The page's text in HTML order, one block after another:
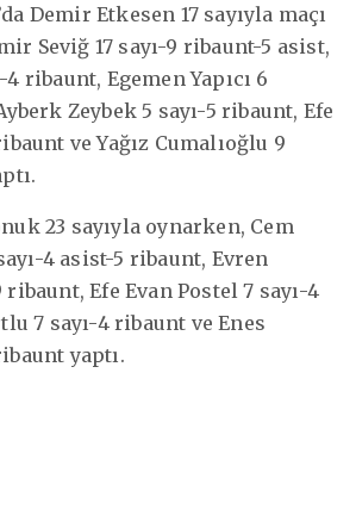
Demir Etkesen 17 sayıyla maçı
Seviğ 17 sayı-9 ribaunt-5 asist,
4 ribaunt, Egemen Yapıcı 6
Zeybek 5 sayı-5 ribaunt, Efe
ve Yağız Cumalıoğlu 9
23 sayıyla oynarken, Cem
4 asist-5 ribaunt, Evren
Efe Evan Postel 7 sayı-4
7 sayı-4 ribaunt ve Enes
yaptı.